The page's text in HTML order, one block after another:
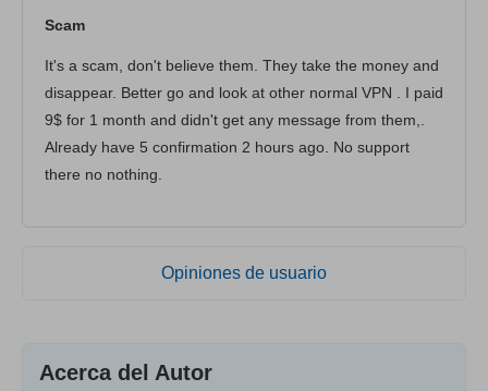
Scam
It's a scam, don't believe them. They take the money and
disappear. Better go and look at other normal VPN . I paid
9$ for 1 month and didn't get any message from them,.
Already have 5 confirmation 2 hours ago. No support
there no nothing.
Opiniones de usuario
Acerca del Autor